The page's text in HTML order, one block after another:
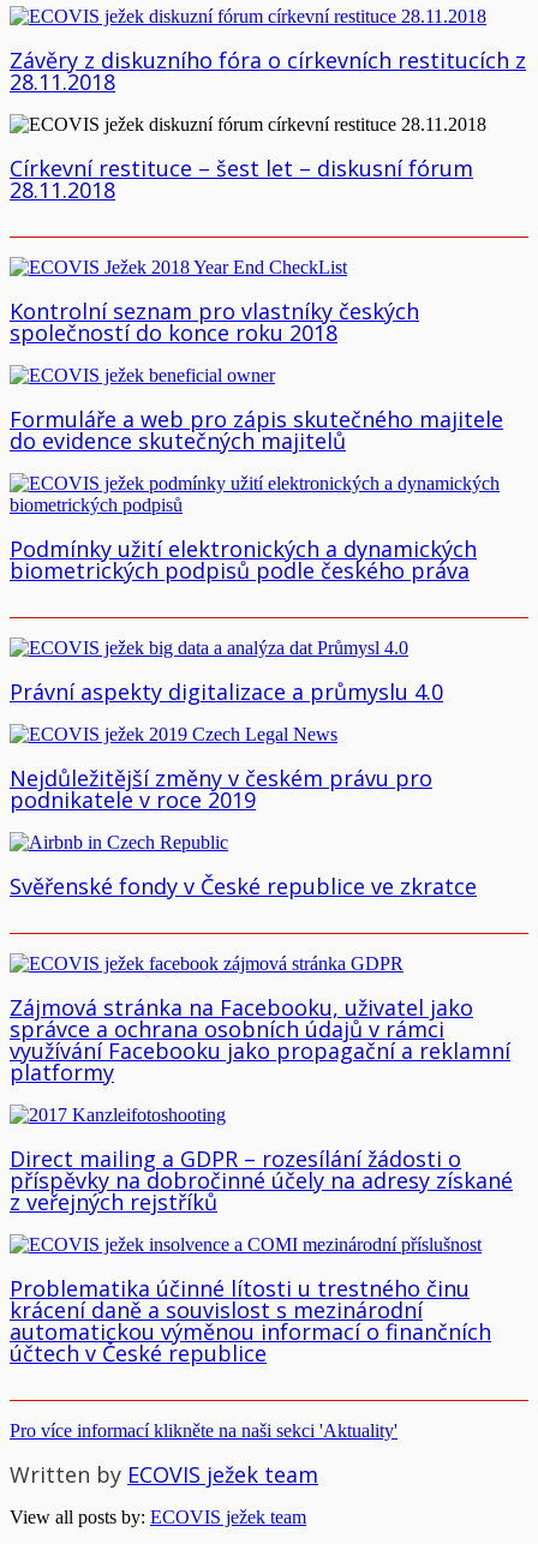
Závěry z diskuzního fóra o církevních restitucích z
28.11.2018
Církevní restituce – šest let – diskusní fórum
28.11.2018
Kontrolní seznam pro vlastníky českých
společností do konce roku 2018
Formuláře a web pro zápis skutečného majitele
do evidence skutečných majitelů
Podmínky užití elektronických a dynamických
biometrických podpisů podle českého práva
Právní aspekty digitalizace a průmyslu 4.0
Nejdůležitější změny v českém právu pro
podnikatele v roce 2019
Svěřenské fondy v České republice ve zkratce
Zájmová stránka na Facebooku, uživatel jako
správce a ochrana osobních údajů v rámci
využívání Facebooku jako propagační a reklamní
platformy
Direct mailing a GDPR – rozesílání žádosti o
příspěvky na dobročinné účely na adresy získané
z veřejných rejstříků
Problematika účinné lítosti u trestného činu
krácení daně a souvislost s mezinárodní
automatickou výměnou informací o finančních
účtech v České republice
Pro více informací klikněte na naši sekci 'Aktuality'
Written by ECOVIS ježek team
View all posts by: ECOVIS ježek team